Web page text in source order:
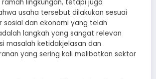
lingkungan, tetapi juga
usaha tersebut dilakukan sesuai
sosial dan ekonomi yang telah
langkah yang sangat relevan
masalah ketidakjelasan dan
yang sering kali melibatkan sektor